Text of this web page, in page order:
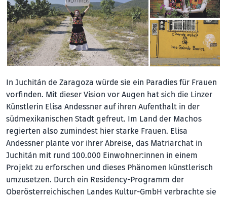
In Juchitán de Zaragoza würde sie ein Paradies für Frauen
vorfinden. Mit dieser Vision vor Augen hat sich die Linzer
Künstlerin Elisa Andessner auf ihren Aufenthalt in der
südmexikanischen Stadt gefreut. Im Land der Machos
regierten also zumindest hier starke Frauen. Elisa
Andessner plante vor ihrer Abreise, das Matriarchat in
Juchitán mit rund 100.000 Einwohner:innen in einem
Projekt zu erforschen und dieses Phänomen künstlerisch
umzusetzen. Durch ein Residency-Programm der
Oberösterreichischen Landes Kultur-GmbH verbrachte sie